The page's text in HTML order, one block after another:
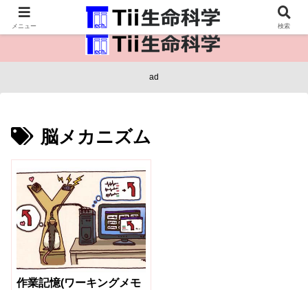
医療保健・生命・生物の情報インフラ。
ad
脳メカニズム
作業記憶(ワーキングメモ
メニュー 検索